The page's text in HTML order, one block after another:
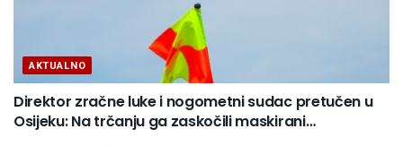
AKTUALNO
Direktor zračne luke i nogometni sudac pretučen u
Osijeku: Na trčanju ga zaskočili maskirani…